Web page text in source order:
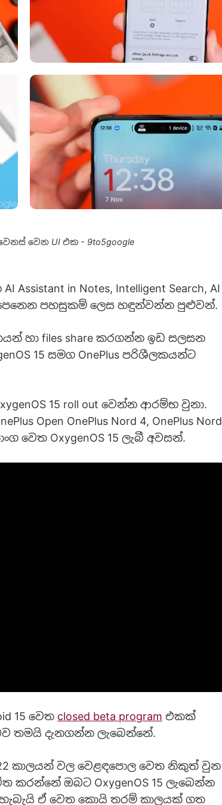
වෙන UI එක - 9to5google
in Notes, Intelligent Search, AI
පෙනෙන පහසුකම් ලෙස හඳුන්වන්න පුළුවන්.
හා files share කරගන්න ඉඩ සලසන
15 සමග OnePlus පරිශීලකයන්ට
15 roll out වෙන්න ආරම්භ වුනා.
Open OnePlus Nord 4, OnePlus Nord
වෙත OxygenOS 15 ලැබී අවසන්.
15 වෙත closed beta program එකක්
තමයි දැනගන්න ලැබෙන්නේ.
කාලයන් වල වෙළඳපොල වෙත නිකුත් වුන
කරන්නේ ඔබට OxygenOS 15 ලැබෙන්න
ඒ වෙත කොයි තරම් කාලයක් ගත